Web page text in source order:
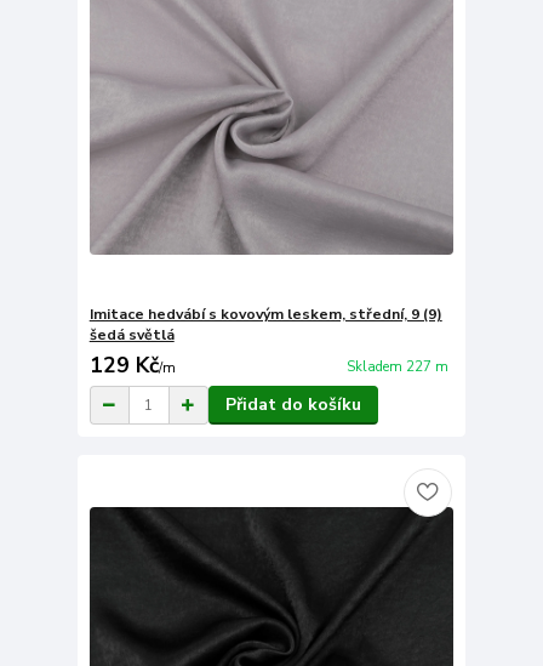
Imitace hedvábí s kovovým leskem, střední, 9 (9)
šedá světlá
129 Kč/m Skladem 227 m
Přidat do košíku